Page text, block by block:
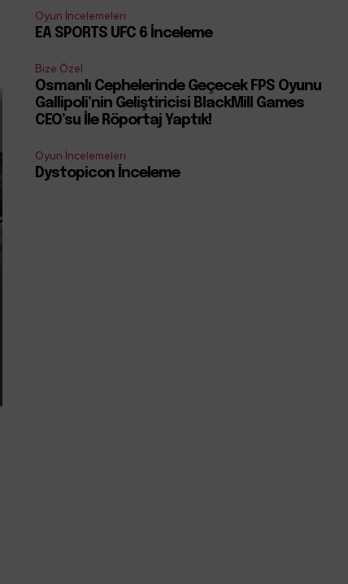
Oyun İncelemeleri
EA SPORTS UFC 6 İnceleme
Bize Özel
Osmanlı Cephelerinde Geçecek FPS Oyunu
Gallipoli’nin Geliştiricisi BlackMill Games
CEO’su İle Röportaj Yaptık!
Oyun İncelemeleri
Dystopicon İnceleme